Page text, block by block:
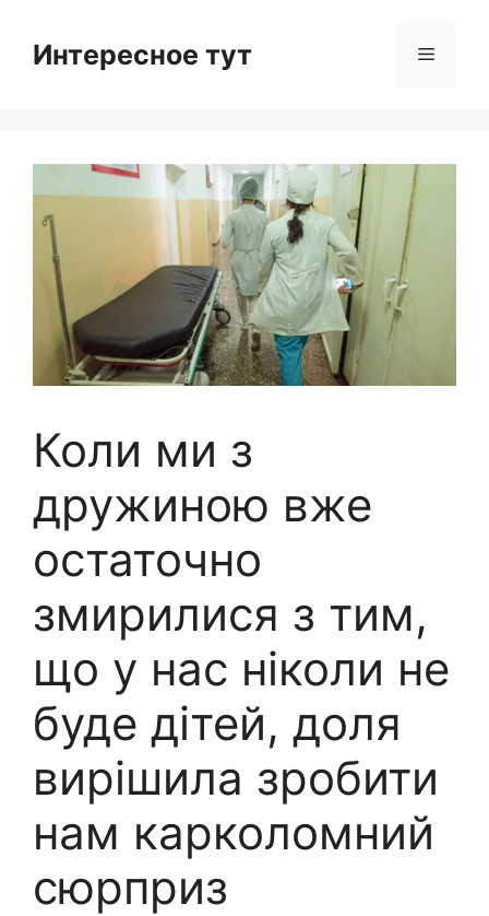
contentИнтересное тут Menu
Коли ми з
дружиною вже
остаточно
змирилися з тим,
що у нас ніколи не
буде дітей, доля
вирішила зробити
нам карколомний
сюрприз